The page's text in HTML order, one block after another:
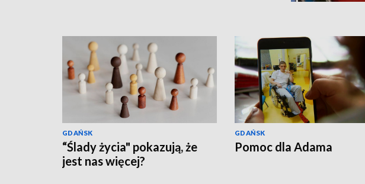
GDAŃSK
“Ślady życia" pokazują, że
jest nas więcej?
GDAŃSK
Pomoc dla Adama